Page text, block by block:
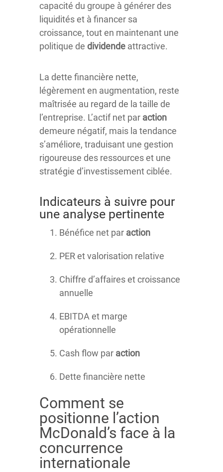
capacité du groupe à générer des
liquidités et à financer sa
croissance, tout en maintenant une
politique de dividende attractive.
La dette financière nette,
légèrement en augmentation, reste
maîtrisée au regard de la taille de
l’entreprise. L’actif net par action
demeure négatif, mais la tendance
s’améliore, traduisant une gestion
rigoureuse des ressources et une
stratégie d’investissement ciblée.
Indicateurs à suivre pour
une analyse pertinente
Bénéfice net par action
PER et valorisation relative
Chiffre d’affaires et croissance
annuelle
EBITDA et marge
opérationnelle
Cash flow par action
Dette financière nette
Comment se
positionne l’action
McDonald’s face à la
concurrence
internationale